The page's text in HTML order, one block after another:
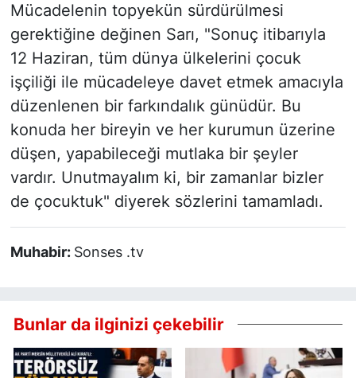
Mücadelenin topyekün sürdürülmesi
gerektiğine değinen Sarı, "Sonuç itibarıyla
12 Haziran, tüm dünya ülkelerini çocuk
işçiliği ile mücadeleye davet etmek amacıyla
düzenlenen bir farkındalık günüdür. Bu
konuda her bireyin ve her kurumun üzerine
düşen, yapabileceği mutlaka bir şeyler
vardır. Unutmayalım ki, bir zamanlar bizler
de çocuktuk" diyerek sözlerini tamamladı.
Muhabir: Sonses .tv
Bunlar da ilginizi çekebilir